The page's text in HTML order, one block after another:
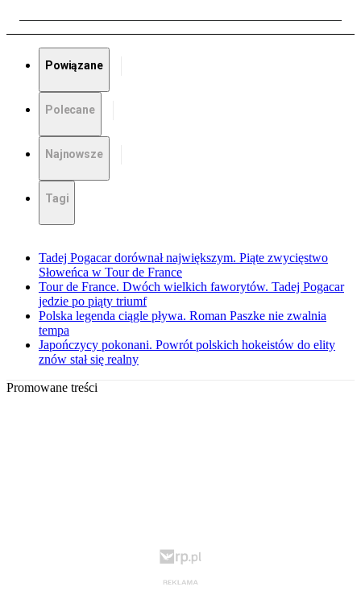
Powiązane
Polecane
Najnowsze
Tagi
Tadej Pogacar dorównał największym. Piąte zwycięstwo
Słoweńca w Tour de France
Tour de France. Dwóch wielkich faworytów. Tadej Pogacar
jedzie po piąty triumf
Polska legenda ciągle pływa. Roman Paszke nie zwalnia
tempa
Japończycy pokonani. Powrót polskich hokeistów do elity
znów stał się realny
Promowane treści